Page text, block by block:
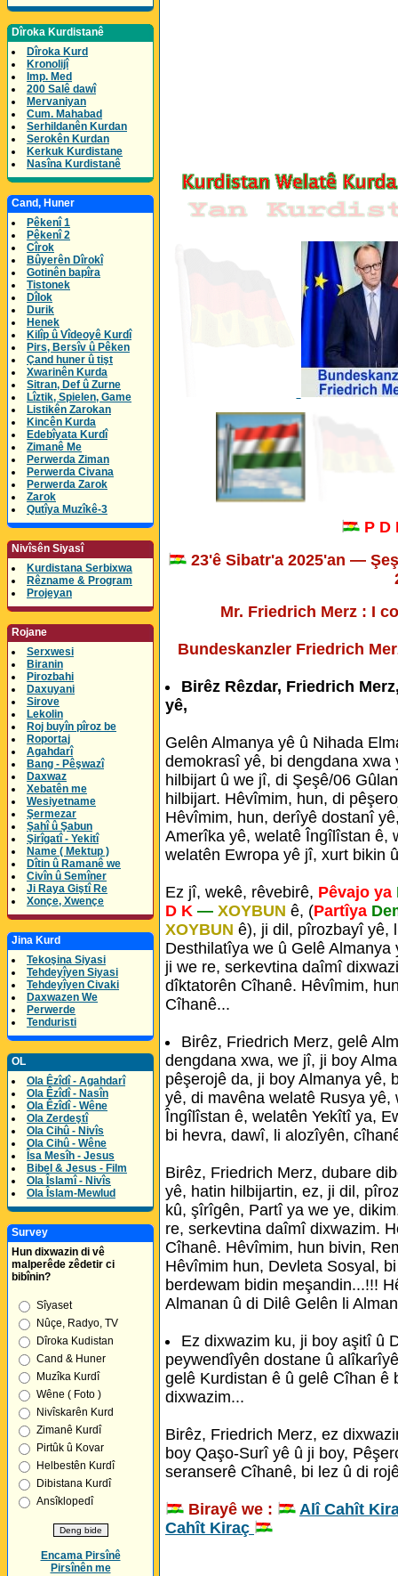
Dîroka Kurdistanê
Dîroka Kurd
Kronolijî
Imp. Med
200 Salê dawî
Mervaniyan
Cum. Mahabad
Serhildanên Kurdan
Serokên Kurdan
Kerkuk Kurdistane
Nasîna Kurdistanê
Cand, Huner
Pêkenî 1
Pêkenî 2
Cîrok
Bûyerên Dîrokî
Gotinên bapîra
Tistonek
Dîlok
Durik
Henek
Kilîp û Vîdeoyê Kurdî
Pirs, Bersîv û Pêken
Çand huner û tişt
Xwarinên Kurda
Sitran, Def û Zurne
Lîztik, Spielen, Game
Listikên Zarokan
Kincên Kurda
Edebîyata Kurdî
Zimanê Me
Perwerda Ziman
Perwerda Civana
Perwerda Zarok
Zarok
Qutîya Muzîkê-3
Nivîsên Siyasî
Kurdistana Serbixwa
Rêzname & Program
Projeyan
Rojane
Serxwesi
Biranin
Pirozbahi
Daxuyani
Sirove
Lekolin
Roj buyîn pîroz be
Roportaj
Agahdarî
Bang - Pêşwazî
Daxwaz
Xebatên me
Wesiyetname
Şermezar
Şahî û Şabun
Şirîgatî - Yekitî
Name ( Mektup )
Dîtin û Ramanê we
Civîn û Semîner
Ji Raya Giştî Re
Xonçe, Xwençe
Jina Kurd
Tekoşina Siyasi
Tehdeyîyen Siyasi
Tehdeyîyen Civaki
Daxwazen We
Perwerde
Tenduristi
OL
Ola Êzîdî - Agahdarî
Ola Êzîdî - Nasîn
Ola Êzîdî - Wêne
Ola Zerdeştî
Ola Cihû - Nivîs
Ola Cihû - Wêne
Îsa Mesîh - Jesus
Bibel & Jesus - Film
Ola Îslamî - Nivîs
Ola Îslam-Mewlud
Survey
Hun dixwazin di vê
malperêde zêdetir ci
bibînin?
Sîyaset
Nûçe, Radyo, TV
Dîroka Kudistan
Cand & Huner
Muzîka Kurdî
Wêne ( Foto )
Nivîskarên Kurd
Zimanê Kurdî
Pirtûk û Kovar
Helbestên Kurdî
Dibistana Kurdî
Ansîklopedî
Encama Pirsînê
Pirsînên me
P D
23'ê Sibatr'a 2025'an —
Mr. Friedrich Merz : I
Bundeskanzler Friedrich
Birêz Rêzdar, Friedrich
yê,
Gelên Almanya yê û Nihada
demokrasî yê, bi dengdana
hilbijart û we jî, di Şeşê/06
hilbijart. Hêvîmim, hun, di
Hêvîmim, hun, derîyê dostanî
Amerîka yê, welatê Îngîlîstan ê,
welatên Ewropa yê jî, xurt bikin
Ez jî, wekê, rêvebirê, Pêvajo ya
D K — XOYBUN ê, (Partîya
XOYBUN ê), ji dil, pîrozbayî yê,
Desthilatîya we û Gelê
ji we re, serkevtina daîmî
dîktatorên Cîhanê. Hêvîmim,
Cîhanê...
Birêz, Friedrich Merz, gelê
dengdana xwa, we jî, ji boy
pêşerojê da, ji boy Almanya yê,
yê, di mavêna welatê Rusya
Îngîlîstan ê, welatên Yekîtî ya,
bi hevra, dawî, li alozîyên,
Birêz, Friedrich Merz, dubare
yê, hatin hilbijartin, ez, ji dil,
kû, şîrîgên, Partî ya we ye,
re, serkevtina daîmî dixwazim.
Cîhanê. Hêvîmim, hun bivin,
Hêvîmim hun, Devleta Sosyal,
berdewam bidin meşandin...!!!
Almanan û di Dilê Gelên li
Ez dixwazim ku, ji boy aşitî û
peywendîyên dostane û
gelê Kurdistan ê û gelê Cîhan ê
dixwazim...
Birêz, Friedrich Merz, ez
boy Qaşo-Surî yê û ji boy,
seranserê Cîhanê, bi lez û di
Birayê we :
Alî Cahît
Cahît Kiraç